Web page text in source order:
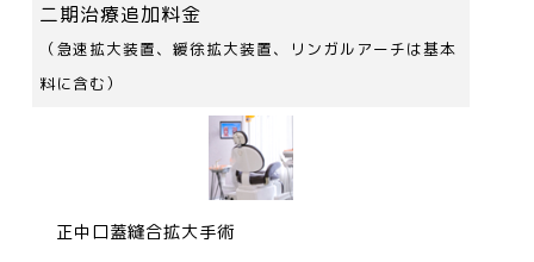
二期治療追加料金
（急速拡大装置、緩徐拡大装置、リンガルアーチは基本
料に含む）
正中口蓋縫合拡大手術